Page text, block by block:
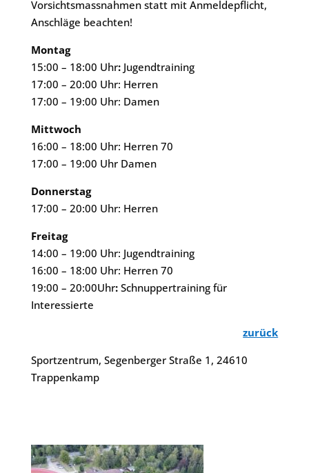
Vorsichtsmassnahmen statt mit Anmeldepflicht,
Anschläge beachten!
Montag
15:00 – 18:00 Uhr: Jugendtraining
17:00 – 20:00 Uhr: Herren
17:00 – 19:00 Uhr: Damen
Mittwoch
16:00 – 18:00 Uhr: Herren 70
17:00 – 19:00 Uhr Damen
Donnerstag
17:00 – 20:00 Uhr: Herren
Freitag
14:00 – 19:00 Uhr: Jugendtraining
16:00 – 18:00 Uhr: Herren 70
19:00 – 20:00Uhr: Schnuppertraining für
Interessierte
zurück
Sportzentrum, Segenberger Straße 1, 24610
Trappenkamp